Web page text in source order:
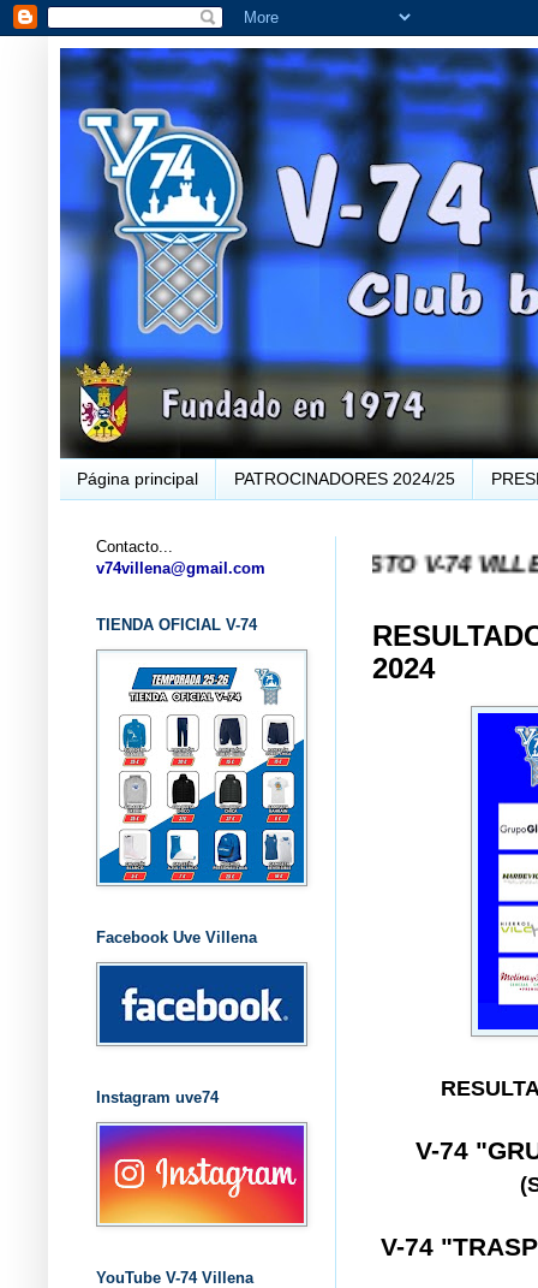
Página principal PATROCINADORES 2024/25
... CLUB BALONCESTO V-74 VILLENA
2024
V-74
V-74
Contacto...
v74villena@gmail.com
TIENDA OFICIAL V-74
Facebook Uve Villena
Instagram uve74
YouTube V-74 Villena